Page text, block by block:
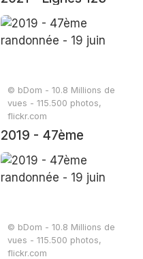
© bDom - 10.8 Millions de
vues - 115.500 photos,
flickr.com
2019 - 47ème
randonnée - 19 juin
© bDom - 10.8 Millions de
vues - 115.500 photos,
flickr.com